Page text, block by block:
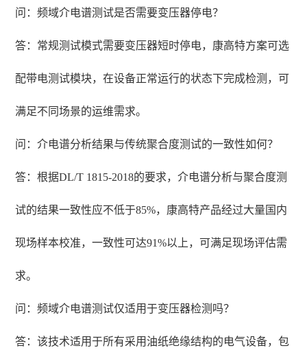
问：频域介电谱测试是否需要变压器停电？
答：常规测试模式需要变压器短时停电，康高特方案可选
配带电测试模块，在设备正常运行的状态下完成检测，可
满足不同场景的运维需求。
问：介电谱分析结果与传统聚合度测试的一致性如何？
答：根据DL/T 1815-2018的要求，介电谱分析与聚合度测
试的结果一致性应不低于85%，康高特产品经过大量国内
现场样本校准，一致性可达91%以上，可满足现场评估需
求。
问：频域介电谱测试仅适用于变压器检测吗？
答：该技术适用于所有采用油纸绝缘结构的电气设备，包